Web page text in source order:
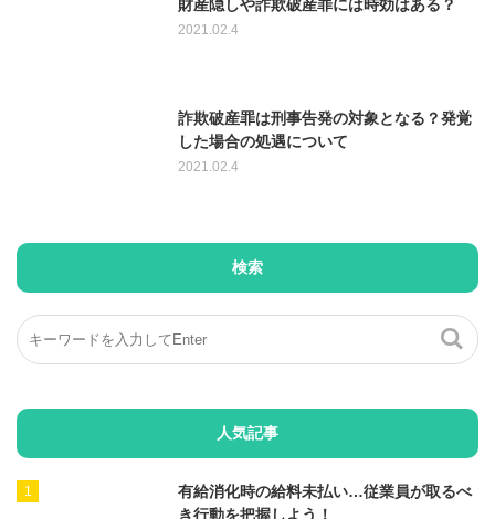
財産隠しや詐欺破産罪には時効はある？
2021.02.4
詐欺破産罪は刑事告発の対象となる？発覚
した場合の処遇について
2021.02.4
検索
人気記事
有給消化時の給料未払い…従業員が取るべ
き行動を把握しよう！